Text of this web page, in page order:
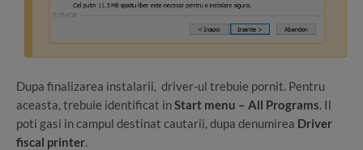
Dupa finalizarea instalarii, driver-ul trebuie pornit. Pentru
aceasta, trebuie identificat in Start menu – All Programs . Il
poti gasi in campul destinat cautarii, dupa denumirea Driver
fiscal printer